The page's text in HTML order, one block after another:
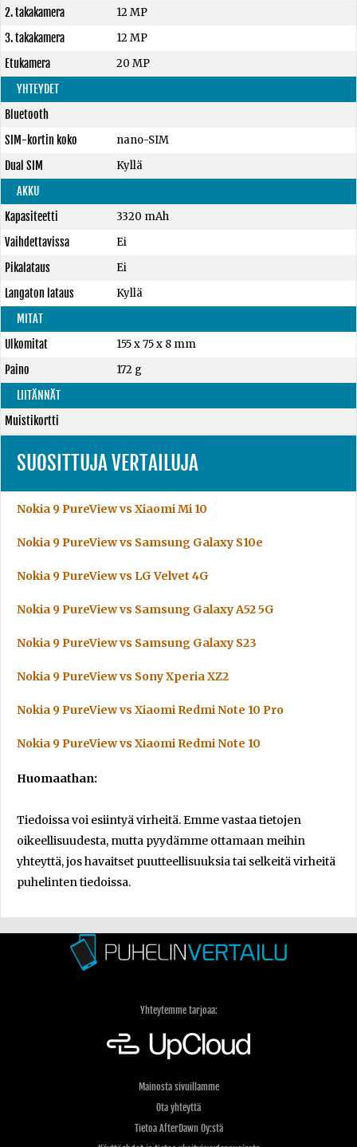
2. takakamera
12 MP
3. takakamera
12 MP
Etukamera
20 MP
YHTEYDET
Bluetooth
SIM-kortin koko
nano-SIM
Dual SIM
Kyllä
AKKU
Kapasiteetti
3320 mAh
Vaihdettavissa
Ei
Pikalataus
Ei
Langaton lataus
Kyllä
MITAT
Ulkomitat
155 x 75 x 8 mm
Paino
172 g
LIITÄNNÄT
Muistikortti
SUOSITTUJA VERTAILUJA
Nokia 9 PureView vs Xiaomi Mi 10
Nokia 9 PureView vs Samsung Galaxy S10e
Nokia 9 PureView vs LG Velvet 4G
Nokia 9 PureView vs Samsung Galaxy A52 5G
Nokia 9 PureView vs Samsung Galaxy S23
Nokia 9 PureView vs Sony Xperia XZ2
Nokia 9 PureView vs Xiaomi Redmi Note 10 Pro
Nokia 9 PureView vs Xiaomi Redmi Note 10
Huomaathan:
Tiedoissa voi esiintyä virheitä. Emme vastaa tietojen
oikeellisuudesta, mutta pyydämme ottamaan meihin
yhteyttä, jos havaitset puutteellisuuksia tai selkeitä virheitä
puhelinten tiedoissa.
Yhteytemme tarjoaa:
Mainosta sivuillamme
Ota yhteyttä
Tietoa AfterDawn Oy:stä